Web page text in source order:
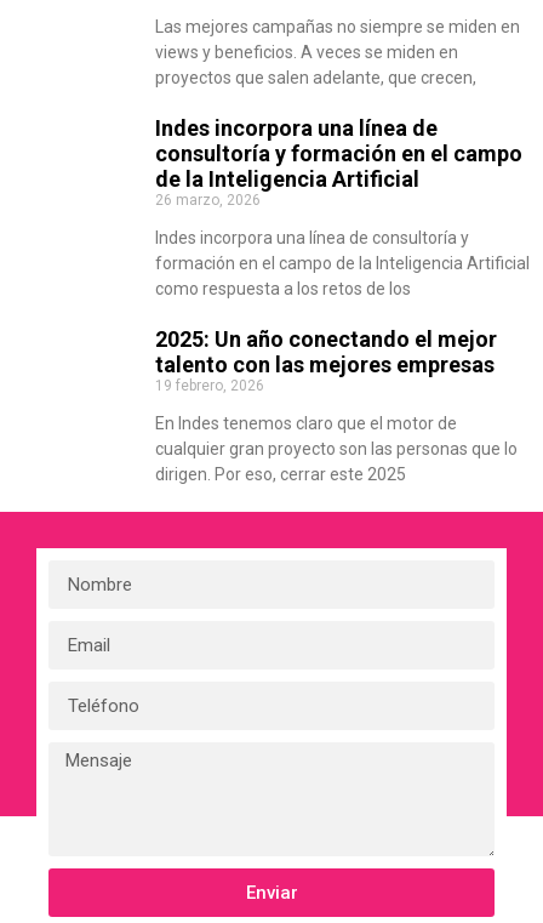
Las mejores campañas no siempre se miden en
views y beneficios. A veces se miden en
proyectos que salen adelante, que crecen,
Indes incorpora una línea de
consultoría y formación en el campo
de la Inteligencia Artificial
26 marzo, 2026
Indes incorpora una línea de consultoría y
formación en el campo de la Inteligencia Artificial
como respuesta a los retos de los
2025: Un año conectando el mejor
talento con las mejores empresas
19 febrero, 2026
En Indes tenemos claro que el motor de
cualquier gran proyecto son las personas que lo
dirigen. Por eso, cerrar este 2025
Enviar